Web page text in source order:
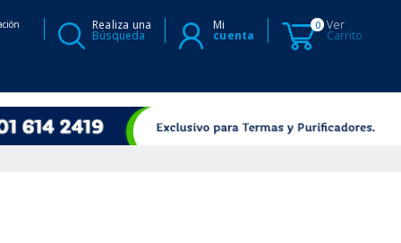
Realiza una
Búsqueda
Mi
cuenta
0 Ver
Carrito